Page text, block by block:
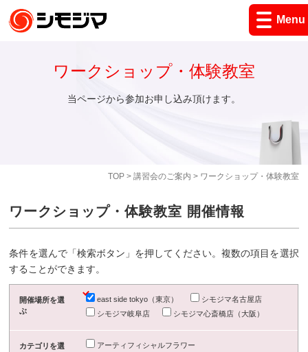
Menu
TOP> 講習会のご案内 > ワークショップ・体験教室
ワークショップ・体験教室
当ページから参加お申し込み頂けます。
ワークショップ・体験教室 開催情報
条件を選んで「検索ボタン」を押してください。複数の項目を選択
することができます。
開催場所を選
ぶ
east side tokyo（東京）
シモジマ名古屋店
シモジマ岐阜店
シモジマ心斎橋店（大阪）
カテゴリを選
アーティフィシャルフラワー